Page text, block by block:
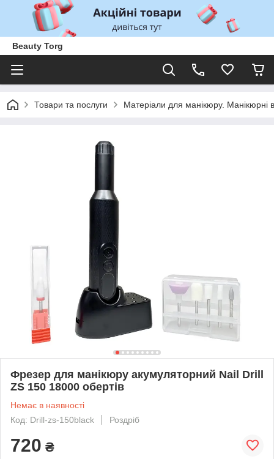
Beauty Torg
Товари та послуги Матеріали для манікюру. Манікюрні
Фрезер для манікюру акумуляторний Nail Drill
ZS 150 18000 обертів
Немає в наявності
Код: Drill-zs-150black
Роздріб
720 ₴